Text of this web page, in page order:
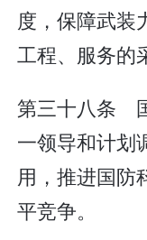
度，保障武装
工程、服务的
第三十八条
一领导和计划
用，推进国防
平竞争。